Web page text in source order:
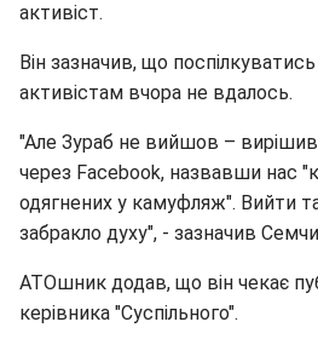
активіст.
Він зазначив, що поспілкуватись
активістам вчора не вдалось.
"Але Зураб не вийшов –
через Facebook, назвавши нас
одягнених у камуфляж". Вийти
забракло духу", - зазначив
АТОшник додав, що він чекає
керівника "Суспільного".